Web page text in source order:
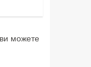
можете